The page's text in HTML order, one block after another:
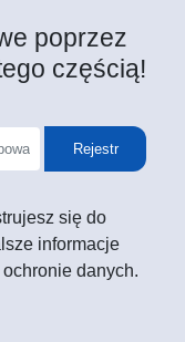
poprzez
częścią!
Rejestr
się do
informacje
danych.